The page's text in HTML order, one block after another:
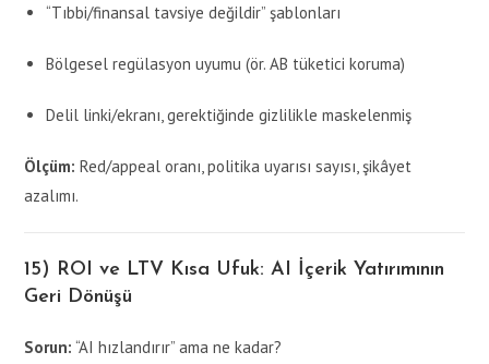
“Tıbbi/finansal tavsiye değildir” şablonları
Bölgesel regülasyon uyumu (ör. AB tüketici koruma)
Delil linki/ekranı, gerektiğinde gizlilikle maskelenmiş
Ölçüm: Red/appeal oranı, politika uyarısı sayısı, şikâyet
azalımı.
15) ROI ve LTV Kısa Ufuk: AI İçerik Yatırımının
Geri Dönüşü
Sorun: “AI hızlandırır” ama ne kadar?